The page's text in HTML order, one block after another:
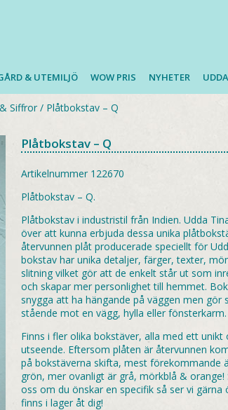
& UTEMILJÖ WOW PRIS NYHETER
Siffror / Plåtbokstav – Q
Plåtbokstav – Q
Artikelnummer 122670
Plåtbokstav – Q.
Plåtbokstav i industristil från Indien. Udda
över att kunna erbjuda dessa unika
återvunnen plåt producerade speciellt för
bokstav har unika detaljer, färger, texter,
slitning vilket gör att de enkelt står ut som
och skapar mer personlighet till hemmet.
snygga att ha hängande på väggen men gör
stående mot en vägg, hylla eller fönsterkarm.
Finns i fler olika bokstäver, alla med ett unikt
utseende. Eftersom plåten är återvunnen
på bokstäverna skifta, mest förekommande
grön, mer ovanligt är grå, mörkblå & orange!
oss om du önskar en specifik så ser vi gärna
finns i lager åt dig!